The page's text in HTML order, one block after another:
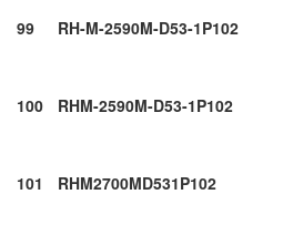
99 RH-M-2590M-D53-1P102
100 RHM-2590M-D53-1P102
101 RHM2700MD531P102